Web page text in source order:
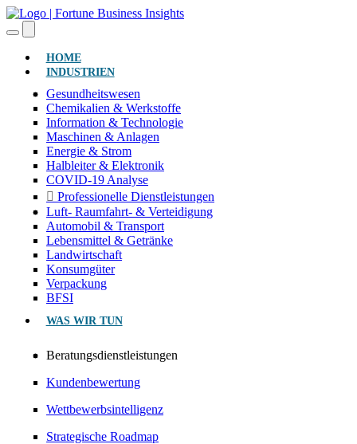
HOME(AKTUELL)
INDUSTRIEN
Gesundheitswesen
Chemikalien & Werkstoffe
Information & Technologie
Maschinen & Anlagen
Energie & Strom
Halbleiter & Elektronik
COVID-19 Analyse
Professionelle Dienstleistungen
Luft- Raumfahrt- & Verteidigung
Automobil & Transport
Lebensmittel & Getränke
Landwirtschaft
Konsumgüter
Verpackung
BFSI
WAS WIR TUN
Beratungsdienstleistungen
Kundenbewertung
Wettbewerbsintelligenz
Strategische Roadmap